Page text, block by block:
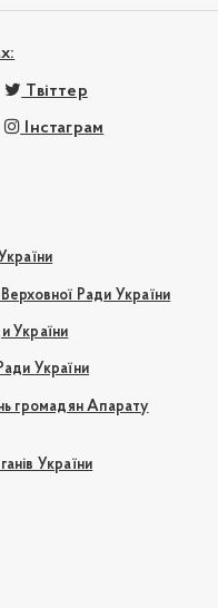
Твіттер
Інстаграм
Ради України
України
України
громадян Апарату
України